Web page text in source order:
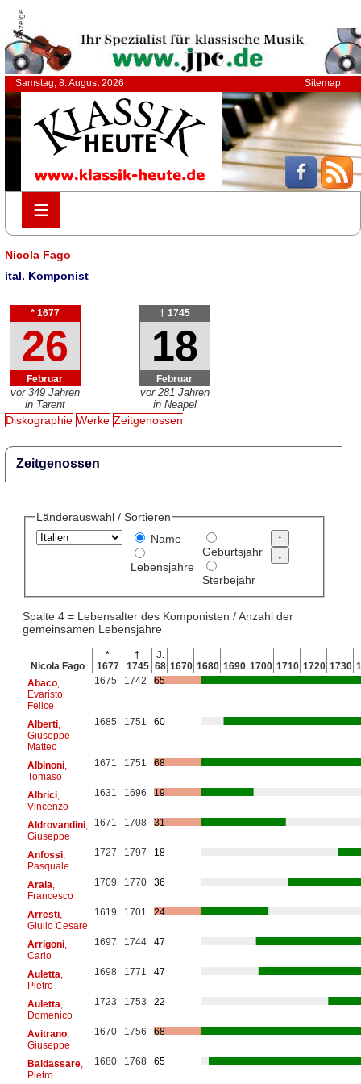
Anzeige
Samstag, 8. August 2026 Sitemap
≡
≡
Nicola Fago
ital. Komponist
* 1677
26
Februar
vor 349 Jahren
in Tarent
† 1745
18
Februar
vor 281 Jahren
in Neapel
Diskographie Werke Zeitgenossen
Zeitgenossen
Länderauswahl / Sortieren
Name
Lebensjahre
Geburtsjahr
Sterbejahr
Spalte 4 = Lebensalter des Komponisten / Anzahl der
gemeinsamen Lebensjahre
Nicola Fago
*
1677
†
1745
J.
68 1670 1680 1690 1700 1710 1720 1730
Abaco,
Evaristo
Felice
1675 1742 65
Alberti,
Giuseppe
Matteo
1685 1751 60
Albinoni,
Tomaso
1671 1751 68
Albrici,
Vincenzo
1631 1696 19
Aldrovandini,
Giuseppe
1671 1708 31
Anfossi,
Pasquale
1727 1797 18
Araia
Francesco
1709 1770 36
Arresti,
Giulio Cesare
1619 1701 24
Arrigoni,
Carlo
1697 1744 47
Auletta
Pietro
1698 1771 47
Auletta
Domenico
1723 1753 22
Avitrano,
Giuseppe
1670 1756 68
Baldassare,
Pietro
1680 1768 65